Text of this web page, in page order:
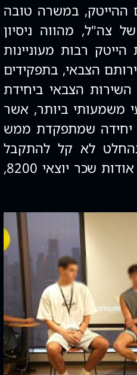
ההייטק, במשרה טובה
שלצידה שכר גבוה. שירות ביחידת 8200 של צה"ל, מהווה ניסיון
רבות מעוניינות
מיד עם סיום שירותם הצבאי, בתפקידים
הצבאי ביחידת
משמעותי ביותר, אשר
יחידה שמתפקדת ממש
לא קל להתקבל
ליחידה הזאת. אם אתם שואלים את עצמכם אודות שכר יוצאי 8200,